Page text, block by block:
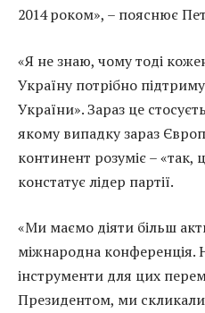
2014 роком», – пояснює
«Я не знаю, чому тоді
Україну потрібно
України». Зараз це
якому випадку зараз
континент розуміє – «так,
констатує лідер партії.
«Ми маємо діяти більш
міжнародна конференція.
інструменти для цих
Президентом, ми